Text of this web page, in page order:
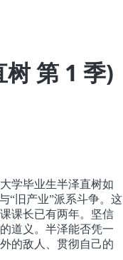
第 1 季)
学毕业生半泽直树如
“旧产业”派系斗争。这
课长已有两年。坚信
道义。半泽能否凭一
的敌人、贯彻自己的